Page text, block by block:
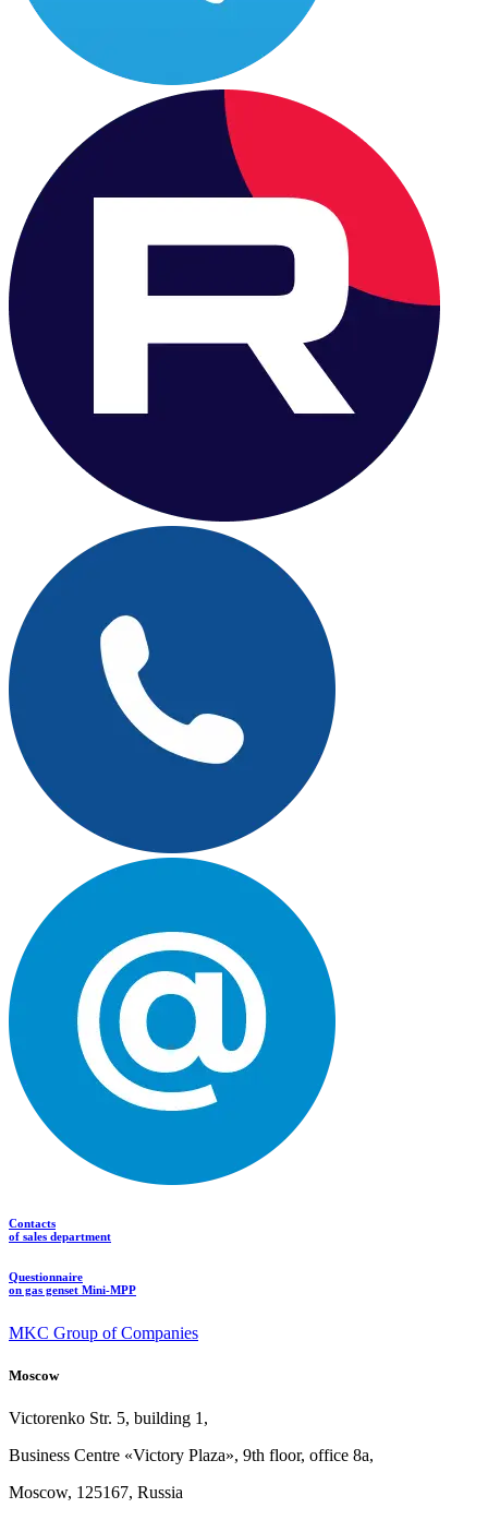
Contacts
of sales department
Questionnaire
on gas genset Mini-MPP
MKC Group of Companies
Moscow
Victorenko Str. 5, building 1,
Business Centre «Victory Plaza», 9th floor, office 8a,
Moscow, 125167, Russia